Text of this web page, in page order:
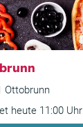
Ottobrunn
heute 11:00 Uhr